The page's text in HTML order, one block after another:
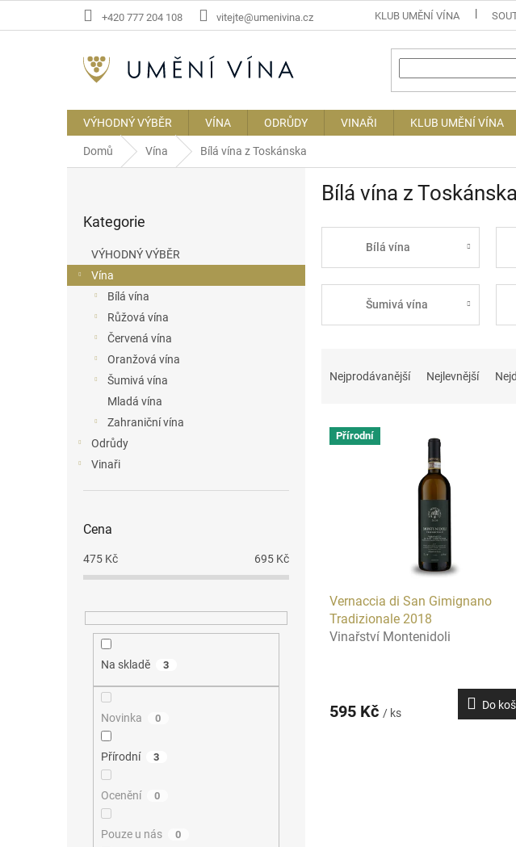
+420 777 204 108 vitejte@umenivina.cz KLUB UMĚNÍ VÍNA
VÝHODNÝ VÝBĚR VÍNA ODRŮDY VINAŘI KLUB UMĚNÍ VÍNA
Domů Vína Bílá vína z Toskánska
a
n
kategorie
Kategorie
VÝHODNÝ VÝBĚR
Vína
Bílá vína
Růžová vína
Červená vína
Oranžová vína
Šumivá vína
Mladá vína
Zahraniční vína
Odrůdy
Vinaři
Cena
475 Kč 695 Kč
Na skladě 3
Novinka 0
Přírodní 3
Ocenění 0
Pouze u nás 0
Bílá vína z Toskánska
Bílá vína
Šumivá vína
Nejprodávanější Nejlevnější
V Přírodní
Vernaccia di San Gimignano
Tradizionale 2018
Vinařství Montenidoli
595 Kč / ks
Do